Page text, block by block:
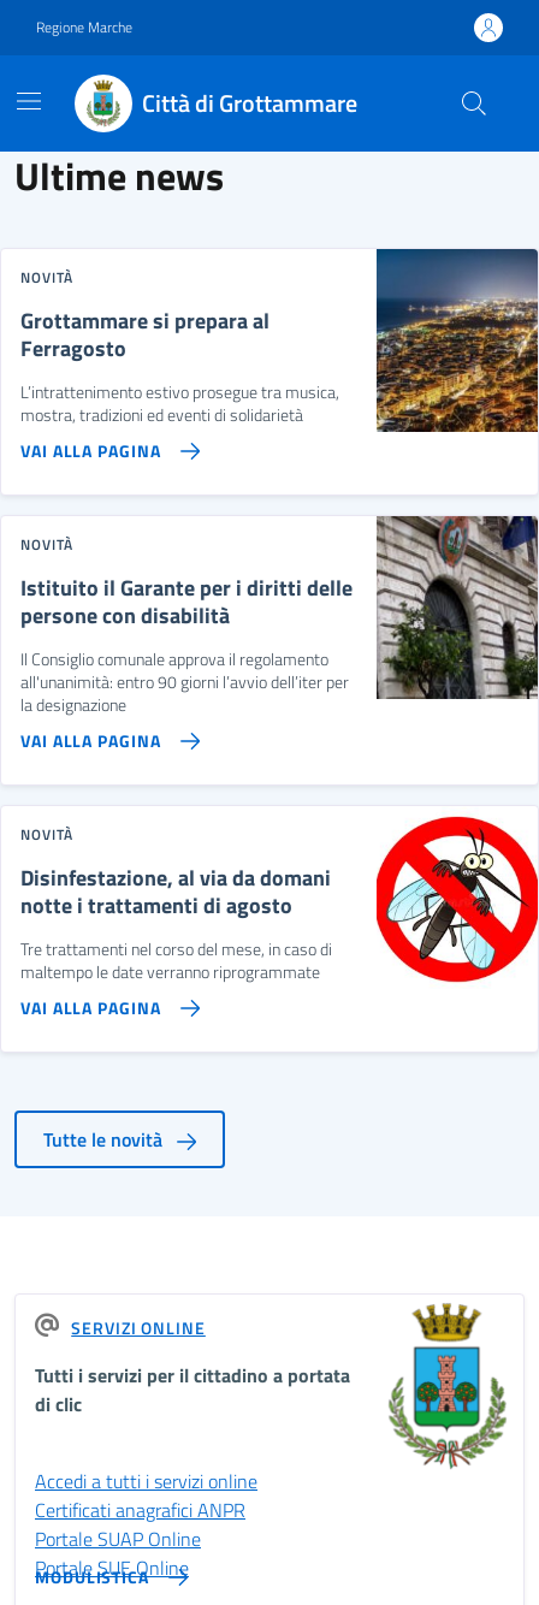
Regione Marche
Città di Grottammare
Città di Grottammare
Contenuti in evidenza
Novità in evidenza
Ultime news
NOVITÀ
Grottammare si prepara al
Ferragosto
L’intrattenimento estivo prosegue tra musica,
mostra, tradizioni ed eventi di solidarietà
VAI ALLA PAGINA
NOVITÀ
Istituito il Garante per i diritti delle
persone con disabilità
Il Consiglio comunale approva il regolamento
all'unanimità: entro 90 giorni l’avvio dell’iter per
la designazione
VAI ALLA PAGINA
NOVITÀ
Disinfestazione, al via da domani
notte i trattamenti di agosto
Tre trattamenti nel corso del mese, in caso di
maltempo le date verranno riprogrammate
VAI ALLA PAGINA
Tutte le novità
SERVIZI ONLINE
Tutti i servizi per il cittadino a portata
di clic
Accedi a tutti i servizi online
Certificati anagrafici ANPR
Portale SUAP Online
Portale SUE Online
MODULISTICA